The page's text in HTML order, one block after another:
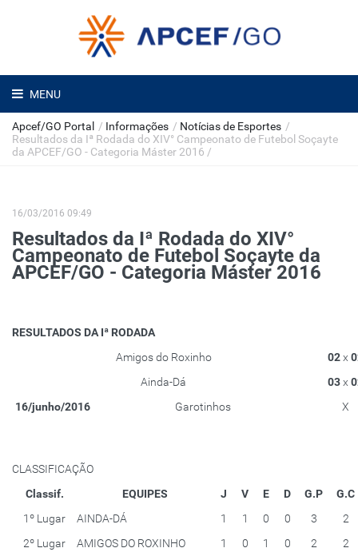
MENU
Apcef/GO Portal / Informações / Notícias de Esportes /
Resultados da Iª Rodada do XIV° Campeonato de Futebol Soçayte
da APCEF/GO - Categoria Máster 2016 /
16/03/2016 09:49
Resultados da Iª Rodada do XIV°
Campeonato de Futebol Soçayte da
APCEF/GO - Categoria Máster 2016
RESULTADOS DA Iª RODADA
Amigos do Roxinho
02x
Ainda-Dá
03x
16/junho/2016
Garotinhos X
CLASSIFICAÇÃO
Classif.
EQUIPES J V E D G.P
G.C
1º Lugar
AINDA-DÁ 1 1 0 0 3
2
2º Lugar
AMIGOS DO ROXINHO 1 0 1 0 2
2